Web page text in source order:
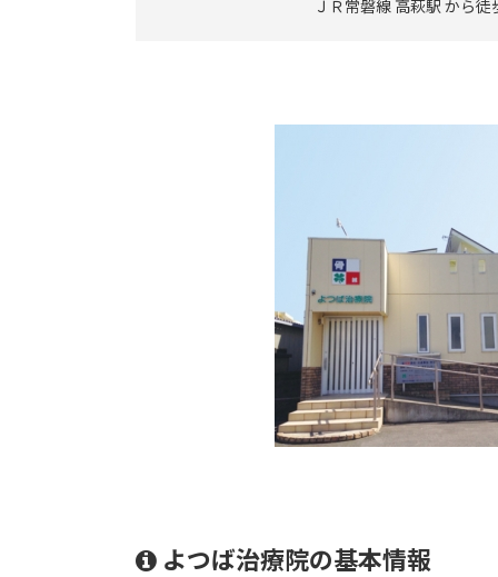
ＪＲ常磐線 高萩駅 から徒
よつば治療院の基本情報